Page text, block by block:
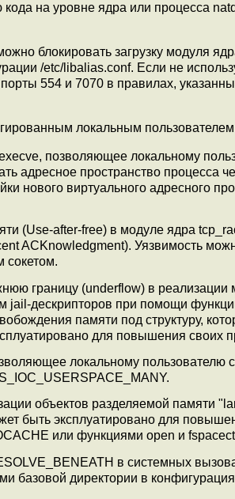
на уровне ядра или процесса
блокировать загрузку модуля
/etc/libalias.conf. Если не
554 и 7070 в правилах,
локальным
позволяющее локальному
адресное пространство процесса
нового виртуального адресного
(Use-after-free) в модуле ядра
ACKnowledgment). Уязвимость
сокетом.
границу (underflow) в реализации
jail-дескрипторов при помощи
памяти под структуру,
для повышения своих
локальному пользователю
объектов разделяемой памяти
быть эксплуатировано для
или функциями open и
в системных
базовой директории в